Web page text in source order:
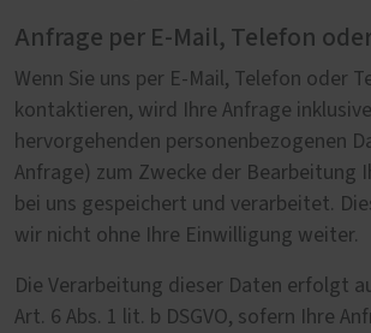
Anfrage per E-Mail, Telefon
Wenn Sie uns per E-Mail, Telefon oder
kontaktieren, wird Ihre Anfrage
hervorgehenden personenbezogenen
Anfrage) zum Zwecke der Bearbeitung
bei uns gespeichert und verarbeitet.
wir nicht ohne Ihre Einwilligung weiter.
Die Verarbeitung dieser Daten erfolgt
Art. 6 Abs. 1 lit. b DSGVO, sofern Ihre